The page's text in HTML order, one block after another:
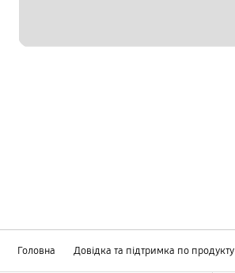
Головна Довідка та підтримка по продукту